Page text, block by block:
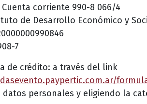
Cuenta corriente 990-8 066/4
de Desarrollo Económico y
7
de crédito: a través del link
personales y eligiendo la